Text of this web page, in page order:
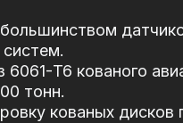
T6 кованого
тонн.
кованых дисков